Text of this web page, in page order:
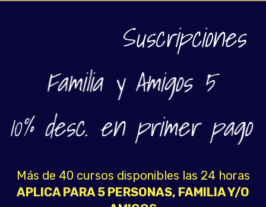
Suscripciones
Familia y Amigos 5
10% desc. en primer pago
Más de 40 cursos disponibles las 24 horas
APLICA PARA 5 PERSONAS, FAMILIA Y/O